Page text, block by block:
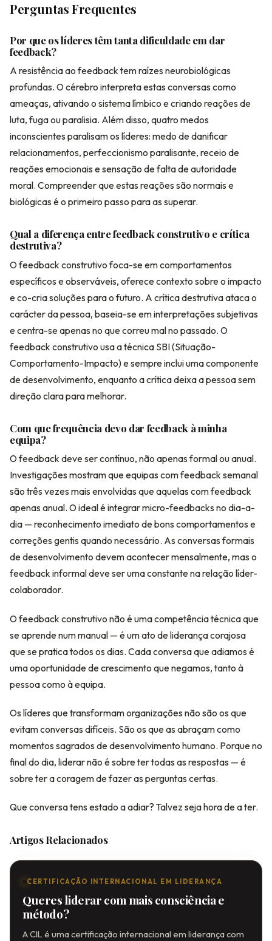
Perguntas Frequentes
Por que os líderes têm tanta dificuldade em dar
feedback?
A resistência ao feedback tem raízes neurobiológicas
profundas. O cérebro interpreta estas conversas como
ameaças, ativando o sistema límbico e criando reações de
luta, fuga ou paralisia. Além disso, quatro medos
inconscientes paralisam os líderes: medo de danificar
relacionamentos, perfeccionismo paralisante, receio de
reações emocionais e sensação de falta de autoridade
moral. Compreender que estas reações são normais e
biológicas é o primeiro passo para as superar.
Qual a diferença entre feedback construtivo e crítica
destrutiva?
O feedback construtivo foca-se em comportamentos
específicos e observáveis, oferece contexto sobre o impacto
e co-cria soluções para o futuro. A crítica destrutiva ataca o
carácter da pessoa, baseia-se em interpretações subjetivas
e centra-se apenas no que correu mal no passado. O
feedback construtivo usa a técnica SBI (Situação-
Comportamento-Impacto) e sempre inclui uma componente
de desenvolvimento, enquanto a crítica deixa a pessoa sem
direção clara para melhorar.
Com que frequência devo dar feedback à minha
equipa?
O feedback deve ser contínuo, não apenas formal ou anual.
Investigações mostram que equipas com feedback semanal
são três vezes mais envolvidas que aquelas com feedback
apenas anual. O ideal é integrar micro-feedbacks no dia-a-
dia — reconhecimento imediato de bons comportamentos e
correções gentis quando necessário. As conversas formais
de desenvolvimento devem acontecer mensalmente, mas o
feedback informal deve ser uma constante na relação líder-
colaborador.
O feedback construtivo não é uma competência técnica que
se aprende num manual — é um ato de liderança corajosa
que se pratica todos os dias. Cada conversa que adiamos é
uma oportunidade de crescimento que negamos, tanto à
pessoa como à equipa.
Os líderes que transformam organizações não são os que
evitam conversas difíceis. São os que as abraçam como
momentos sagrados de desenvolvimento humano. Porque no
final do dia, liderar não é sobre ter todas as respostas — é
sobre ter a coragem de fazer as perguntas certas.
Que conversa tens estado a adiar? Talvez seja hora de a ter.
Artigos Relacionados
CERTIFICAÇÃO INTERNACIONAL EM LIDERANÇA
Queres liderar com mais consciência e
método?
A CIL é uma certificação internacional em liderança com